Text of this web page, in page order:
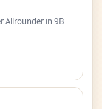
Allrounder in 9B